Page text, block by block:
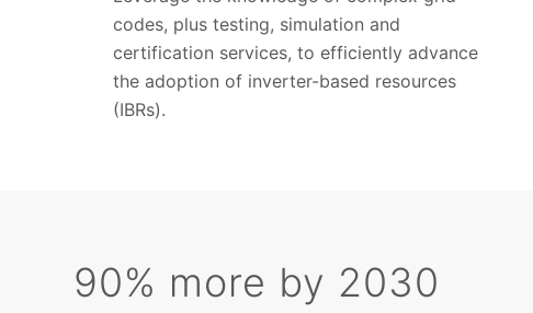
codes, plus testing, simulation and
certification services, to efficiently advance
the adoption of inverter-based resources
(IBRs).
90% more by 2030